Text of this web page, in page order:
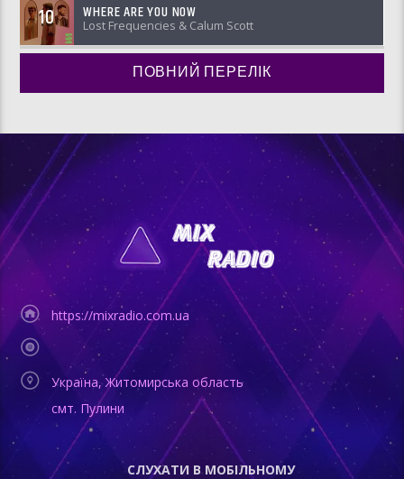
10 WHERE ARE YOU NOW
Lost Frequencies & Calum Scott
ПОВНИЙ ПЕРЕЛІК
https://mixradio.com.ua
Україна, Житомирська область
смт. Пулини
СЛУХАТИ В МОБІЛЬНОМУ